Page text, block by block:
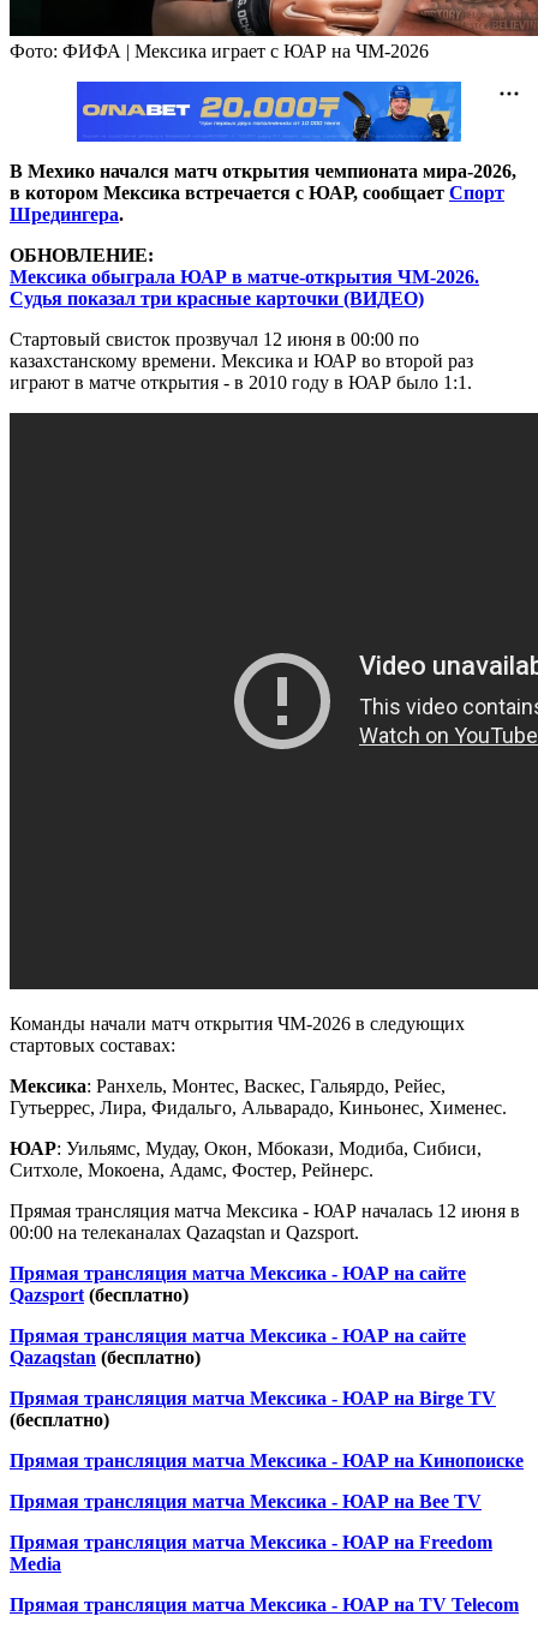
Фото: ФИФА | Мексика играет с ЮАР на ЧМ-2026
В Мехико начался матч открытия чемпионата мира-2026,
в котором Мексика встречается с ЮАР, сообщает Спорт
Шредингера.
ОБНОВЛЕНИЕ:
Мексика обыграла ЮАР в матче-открытия ЧМ-2026.
Судья показал три красные карточки (ВИДЕО)
Стартовый свисток прозвучал 12 июня в 00:00 по
казахстанскому времени. Мексика и ЮАР во второй раз
играют в матче открытия - в 2010 году в ЮАР было 1:1.
Команды начали матч открытия ЧМ-2026 в следующих
стартовых составах:
Мексика: Ранхель, Монтес, Васкес, Гальярдо, Рейес,
Гутьеррес, Лира, Фидальго, Альварадо, Киньонес, Хименес.
ЮАР: Уильямс, Мудау, Окон, Мбокази, Модиба, Сибиси,
Ситхоле, Мокоена, Адамс, Фостер, Рейнерс.
Прямая трансляция матча Мексика - ЮАР началась 12 июня в
00:00 на телеканалах Qazaqstan и Qazsport.
Прямая трансляция матча Мексика - ЮАР на сайте
Qazsport (бесплатно)
Прямая трансляция матча Мексика - ЮАР на сайте
Qazaqstan (бесплатно)
Прямая трансляция матча Мексика - ЮАР на Birge TV
(бесплатно)
Прямая трансляция матча Мексика - ЮАР на Кинопоиске
Прямая трансляция матча Мексика - ЮАР на Bee TV
Прямая трансляция матча Мексика - ЮАР на Freedom
Media
Прямая трансляция матча Мексика - ЮАР на TV Telecom